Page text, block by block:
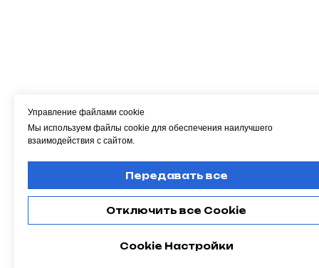
Управление файлами cookie
Мы используем файлы cookie для обеспечения наилучшего
взаимодействия с сайтом.
Передавать все
Отключить все Cookie
Cookie Настройки